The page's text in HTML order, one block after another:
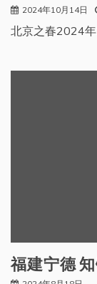
2024年10月14日
北京之春2024
福建宁德